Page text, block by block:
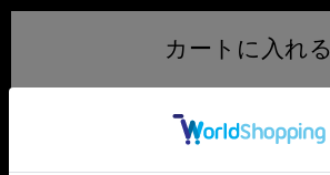
カートに入れる
店舗在庫の検索